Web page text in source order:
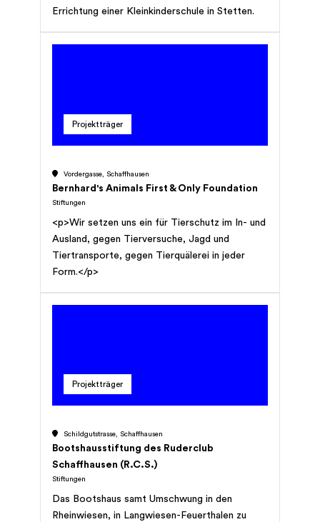
Errichtung einer Kleinkinderschule in Stetten.
Projektträger
Vordergasse, Schaffhausen
Bernhard's Animals First & Only Foundation
Stiftungen
<p>Wir setzen uns ein für Tierschutz im In- und
Ausland, gegen Tierversuche, Jagd und
Tiertransporte, gegen Tierquälerei in jeder
Form.</p>
Projektträger
Schildgutstrasse, Schaffhausen
Bootshausstiftung des Ruderclub
Schaffhausen (R.C.S.)
Stiftungen
Das Bootshaus samt Umschwung in den
Rheinwiesen, in Langwiesen-Feuerthalen zu